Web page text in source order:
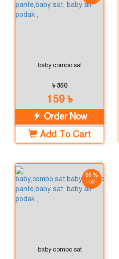
baby combo sat
৳ 350
159 ৳
Order Now
Add To Cart
55 %
off
baby combo sat